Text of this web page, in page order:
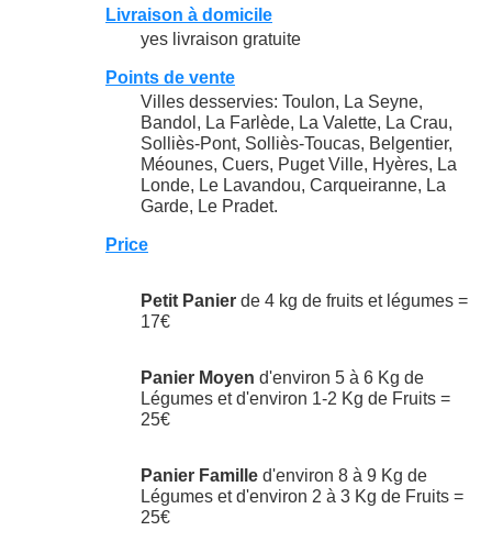
Livraison à domicile
yes livraison gratuite
Points de vente
Villes desservies: Toulon, La Seyne,
Bandol, La Farlède, La Valette, La Crau,
Solliès-Pont, Solliès-Toucas, Belgentier,
Méounes, Cuers, Puget Ville, Hyères, La
Londe, Le Lavandou, Carqueiranne, La
Garde, Le Pradet.
Price
Petit Panier de 4 kg de fruits et légumes =
17€
Panier Moyen d'environ 5 à 6 Kg de
Légumes et d'environ 1-2 Kg de Fruits =
25€
Panier Famille d'environ 8 à 9 Kg de
Légumes et d'environ 2 à 3 Kg de Fruits =
25€